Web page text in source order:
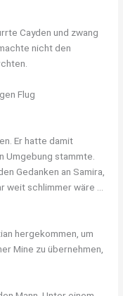
Cayden und zwang
nicht den
Flug
Er hatte damit
Umgebung stammte.
Gedanken an Samira,
weit schlimmer wäre …
hergekommen, um
Mine zu übernehmen,